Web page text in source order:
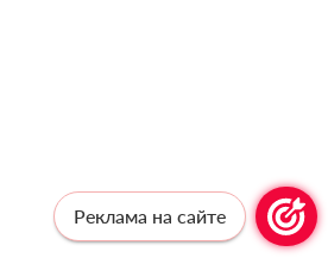
Реклама на сайте